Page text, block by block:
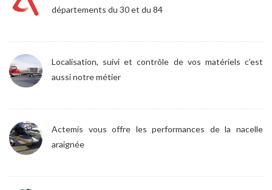
départements du 30 et du 84
Localisation, suivi et contrôle de vos matériels c’est
aussi notre métier
Actemis vous offre les performances de la nacelle
araignée